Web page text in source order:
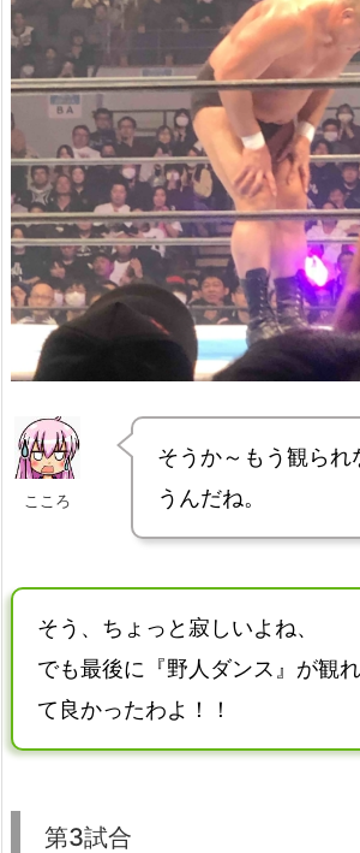
こころ
そうか～もう観られ
うんだね。
そう、ちょっと寂しいよね、
でも最後に『野人ダンス』が観れ
て良かったわよ！！
第3試合